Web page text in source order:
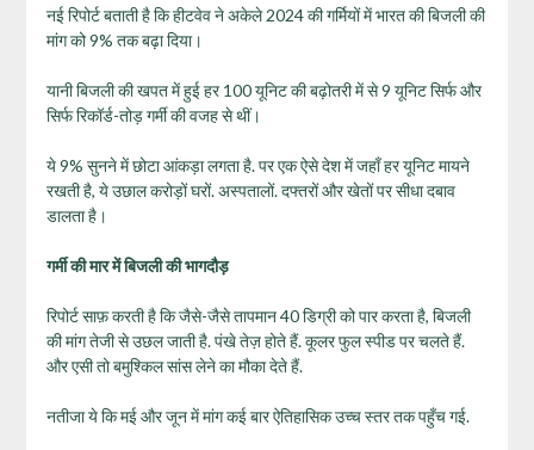
नई रिपोर्ट बताती है कि हीटवेव ने अकेले 2024 की गर्मियों में भारत की बिजली की
मांग को 9% तक बढ़ा दिया।
यानी बिजली की खपत में हुई हर 100 यूनिट की बढ़ोतरी में से 9 यूनिट सिर्फ और
सिर्फ रिकॉर्ड-तोड़ गर्मी की वजह से थीं।
ये 9% सुनने में छोटा आंकड़ा लगता है. पर एक ऐसे देश में जहाँ हर यूनिट मायने
रखती है, ये उछाल करोड़ों घरों. अस्पतालों. दफ्तरों और खेतों पर सीधा दबाव
डालता है।
गर्मी की मार में बिजली की भागदौड़
रिपोर्ट साफ़ करती है कि जैसे-जैसे तापमान 40 डिग्री को पार करता है, बिजली
की मांग तेजी से उछल जाती है. पंखे तेज़ होते हैं. कूलर फुल स्पीड पर चलते हैं.
और एसी तो बमुश्किल सांस लेने का मौका देते हैं.
नतीजा ये कि मई और जून में मांग कई बार ऐतिहासिक उच्च स्तर तक पहुँच गई.